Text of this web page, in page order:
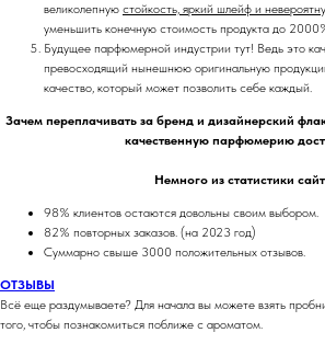
великолепную стойкость, яркий шлейф и
уменьшить конечную стоимость продукта до
Будущее парфюмерной индустрии тут! Ведь это
превосходящий нынешнюю оригинальную
качество, который может позволить себе каждый.
Зачем переплачивать за бренд и дизайнерский
качественную парфюмерию
Немного из статистики
98% клиентов остаются довольны своим выбором.
82% повторных заказов. (на 2023 год)
Суммарно свыше 3000 положительных отзывов.
ОТЗЫВЫ
Всё еще раздумываете? Для начала вы можете взять
того, чтобы познакомиться поближе с ароматом.